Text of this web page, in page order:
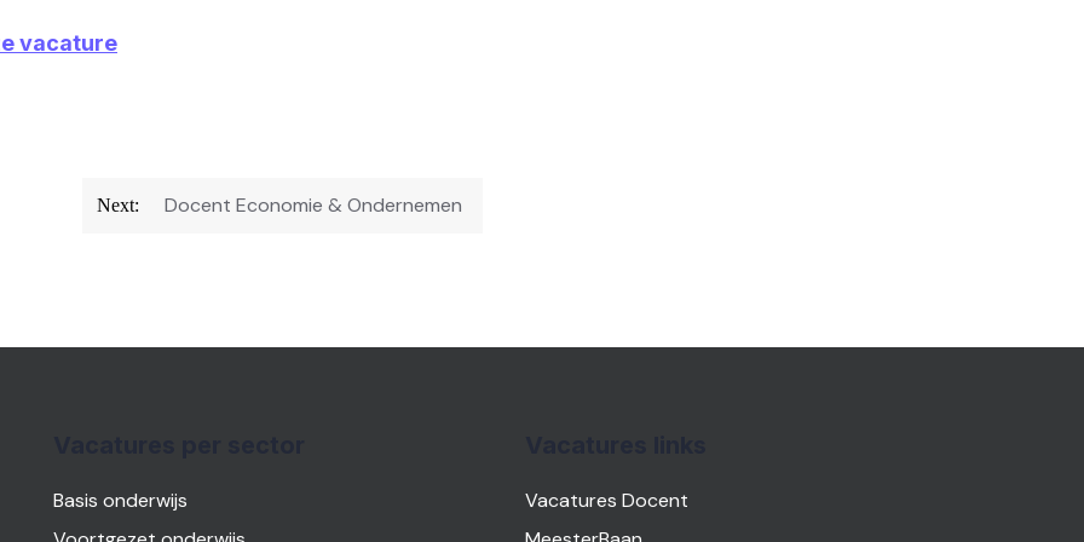
vacature
Next: Docent Economie & Ondernemen
Basis onderwijs
Vacatures Docent